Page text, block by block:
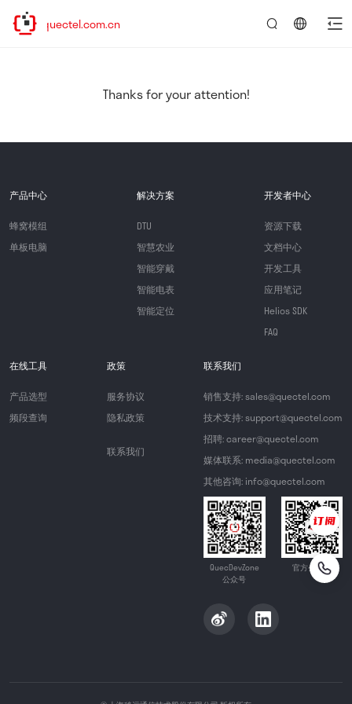
www.quectel.com.cn
Thanks for your attention!
产品中心
蜂窝模组
单板电脑
解决方案
DTU
智慧农业
智能穿戴
智能电表
智能定位
开发者中心
资源下载
文档中心
开发工具
应用笔记
Helios SDK
FAQ
在线工具
产品选型
频段查询
政策
服务协议
隐私政策
联系我们
联系我们
销售支持: sales@quectel.com
技术支持: support@quectel.com
招聘: career@quectel.com
媒体联系: media@quectel.com
其他咨询: info@quectel.com
QuecDevZone
公众号
官方公众号